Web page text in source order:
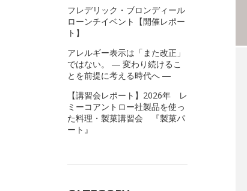
フレデリック・ブロンディール
ローンチイベント【開催レポー
ト】
アレルギー表示は「また改正」
ではない。 ― 変わり続けるこ
とを前提に考える時代へ ―
【講習会レポート】2026年 レ
ミーコアントロー社製品を使っ
た料理・製菓講習会 『製菓パ
ート』